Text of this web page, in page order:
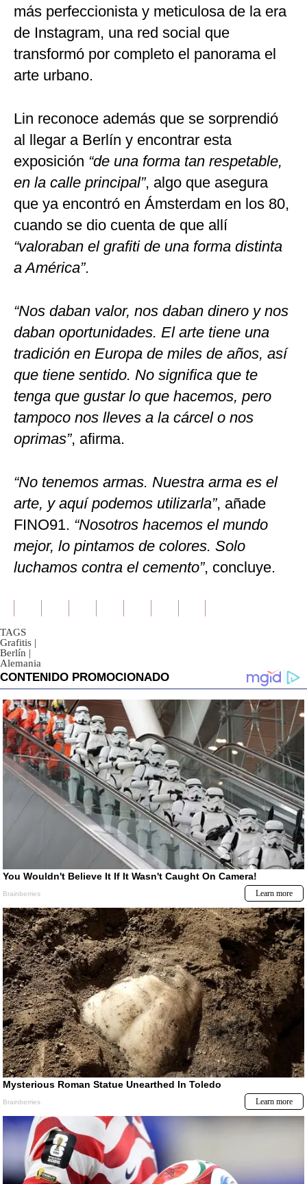
más perfeccionista y meticulosa de la era
de Instagram, una red social que
transformó por completo el panorama el
arte urbano.
Lin reconoce además que se sorprendió
al llegar a Berlín y encontrar esta
exposición “de una forma tan respetable,
en la calle principal”, algo que asegura
que ya encontró en Ámsterdam en los 80,
cuando se dio cuenta de que allí
“valoraban el grafiti de una forma distinta
a América”.
“Nos daban valor, nos daban dinero y nos
daban oportunidades. El arte tiene una
tradición en Europa de miles de años, así
que tiene sentido. No significa que te
tenga que gustar lo que hacemos, pero
tampoco nos lleves a la cárcel o nos
oprimas”, afirma.
“No tenemos armas. Nuestra arma es el
arte, y aquí podemos utilizarla”, añade
FINO91. “Nosotros hacemos el mundo
mejor, lo pintamos de colores. Solo
luchamos contra el cemento”, concluye.
TAGS
Grafitis |
Berlín |
Alemania